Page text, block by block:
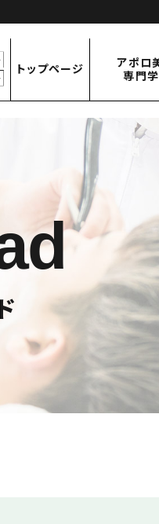
トップページ
アポロ
専門
アポロ